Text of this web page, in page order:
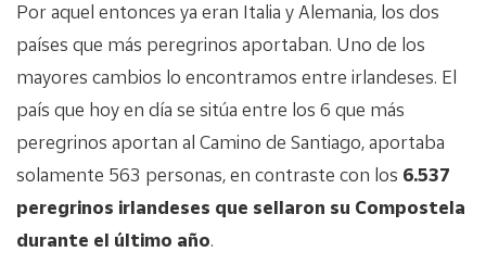
Por aquel entonces ya eran Italia y Alemania, los dos
países que más peregrinos aportaban. Uno de los
mayores cambios lo encontramos entre irlandeses. El
país que hoy en día se sitúa entre los 6 que más
peregrinos aportan al Camino de Santiago, aportaba
solamente 563 personas, en contraste con los 6.537
peregrinos irlandeses que sellaron su Compostela
durante el último año.